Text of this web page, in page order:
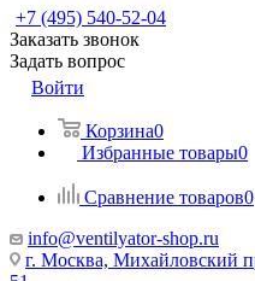
+7 (495) 540-52-04
Заказать звонок
Задать вопрос
Войти
Корзина0
Избранные товары0
Сравнение товаров0
info@ventilyator-shop.ru
г. Москва, Михайловский